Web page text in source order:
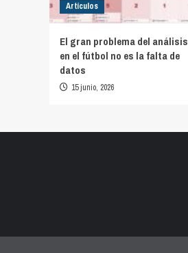
Artículos
El gran problema del análisis
en el fútbol no es la falta de
datos
15 junio, 2026